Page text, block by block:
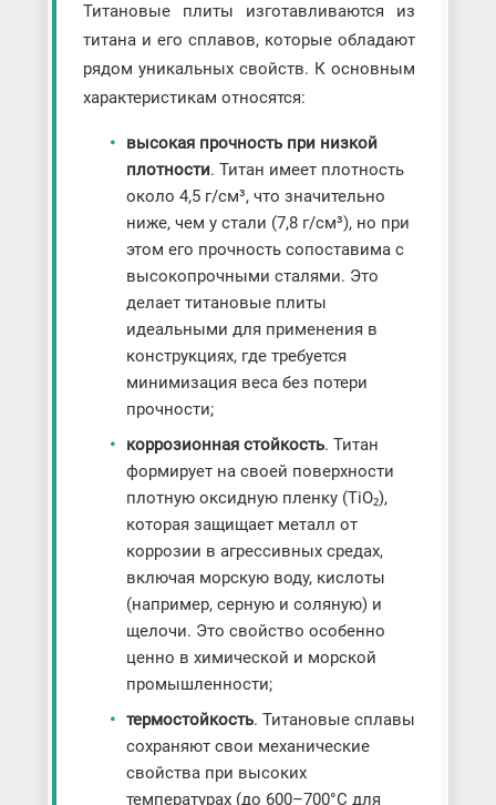
Титановые плиты изготавливаются из
титана и его сплавов, которые обладают
рядом уникальных свойств. К основным
характеристикам относятся:
высокая прочность при низкой
плотности. Титан имеет плотность
около 4,5 г/см³, что значительно
ниже, чем у стали (7,8 г/см³), но при
этом его прочность сопоставима с
высокопрочными сталями. Это
делает титановые плиты
идеальными для применения в
конструкциях, где требуется
минимизация веса без потери
прочности;
коррозионная стойкость. Титан
формирует на своей поверхности
плотную оксидную пленку (TiO₂),
которая защищает металл от
коррозии в агрессивных средах,
включая морскую воду, кислоты
(например, серную и соляную) и
щелочи. Это свойство особенно
ценно в химической и морской
промышленности;
термостойкость. Титановые сплавы
сохраняют свои механические
свойства при высоких
температурах (до 600–700°C для